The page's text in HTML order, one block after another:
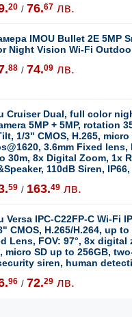
20 / 76.67 лв.
IMOU Bullet 2E 5MP
Night Vision Wi-Fi
88 / 74.09 лв.
Cruiser Dual, full color
5MP + 5MP, rotation
1/3" CMOS, H.265, micro
3.6mm Fixed lens,
30m, 8x Digital Zoom, 1x
110dB Siren, IP66,
59 / 163.49 лв.
Versa IPC-C22FP-C Wi-Fi
CMOS, H.265/H.264, up
Lens, FOV: 97°, 8x digital
micro SD up to 256GB,
siren, human
96 / 72.29 лв.